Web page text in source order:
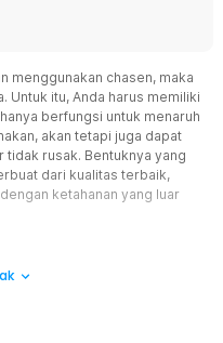
menggunakan chasen, maka
Untuk itu, Anda harus memiliki
berfungsi untuk menaruh
akan tetapi juga dapat
tidak rusak. Bentuknya yang
dari kualitas terbaik,
ketahanan yang luar
Anda miliki. Bertujuan agar